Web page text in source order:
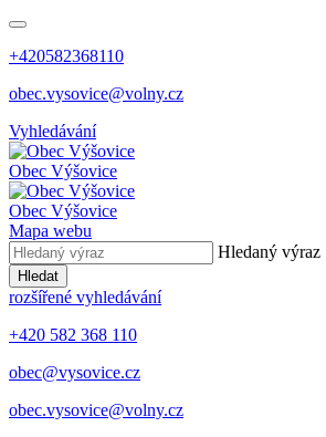
+420582368110
obec.vysovice@volny.cz
Vyhledávání
Obec Výšovice
Obec Výšovice
Mapa webu
Hledaný výraz
Hledat
rozšířené vyhledávání
+420 582 368 110
obec@vysovice.cz
obec.vysovice@volny.cz